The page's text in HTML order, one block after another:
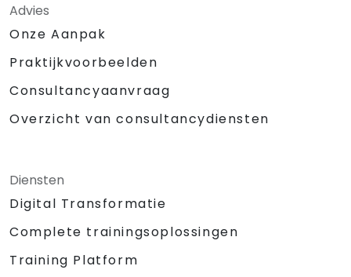
Advies
Onze Aanpak
Praktijkvoorbeelden
Consultancyaanvraag
Overzicht van consultancydiensten
Diensten
Digital Transformatie
Complete trainingsoplossingen
Training Platform